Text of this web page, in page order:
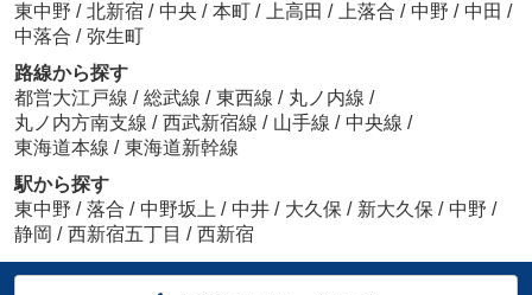
東中野 / 北新宿 / 中央 / 本町 / 上高田 / 上落合 / 中野 / 中田 /
中落合 / 弥生町
路線から探す
都営大江戸線 / 総武線 / 東西線 / 丸ノ内線 /
丸ノ内方南支線 / 西武新宿線 / 山手線 / 中央線 /
東海道本線 / 東海道新幹線
駅から探す
東中野 / 落合 / 中野坂上 / 中井 / 大久保 / 新大久保 / 中野 /
静岡 / 西新宿五丁目 / 西新宿